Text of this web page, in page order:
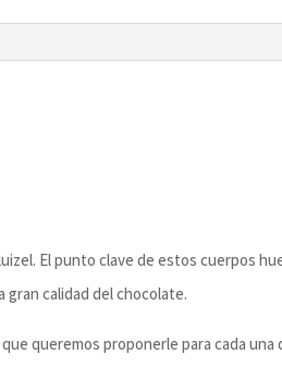
El punto clave de estos cuerpos
gran calidad del chocolate.
queremos proponerle para cada una